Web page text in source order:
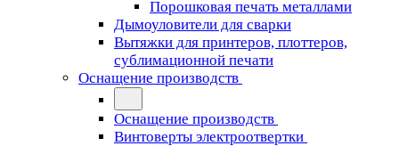
Порошковая печать металлами
Дымоуловители для сварки
Вытяжки для принтеров, плоттеров,
сублимационной печати
Оснащение производств
Оснащение производств
Винтоверты электроотвертки